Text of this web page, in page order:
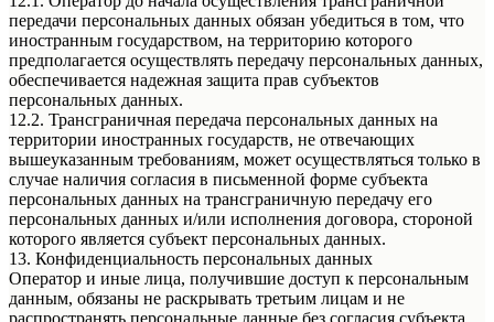
передачи персональных данных обязан убедиться в том, что
иностранным государством, на территорию которого
предполагается осуществлять передачу персональных данных,
обеспечивается надежная защита прав субъектов
персональных данных.
12.2. Трансграничная передача персональных данных на
территории иностранных государств, не отвечающих
вышеуказанным требованиям, может осуществляться только в
случае наличия согласия в письменной форме субъекта
персональных данных на трансграничную передачу его
персональных данных и/или исполнения договора, стороной
которого является субъект персональных данных.
13. Конфиденциальность персональных данных
Оператор и иные лица, получившие доступ к персональным
данным, обязаны не раскрывать третьим лицам и не
распространять персональные данные без согласия субъекта